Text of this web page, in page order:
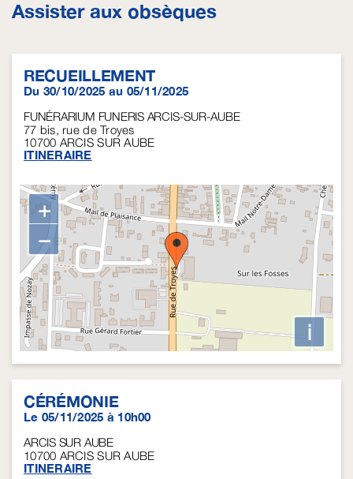
Assister aux obsèques
RECUEILLEMENT
Du 30/10/2025 au 05/11/2025
FUNÉRARIUM FUNERIS ARCIS-SUR-AUBE
77 bis, rue de Troyes
10700 ARCIS SUR AUBE
ITINERAIRE
+
−
i
CÉRÉMONIE
Le 05/11/2025 à 10h00
ARCIS SUR AUBE
10700 ARCIS SUR AUBE
ITINERAIRE